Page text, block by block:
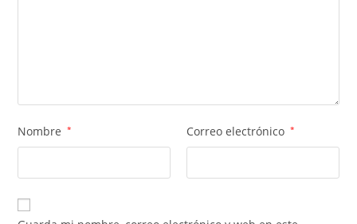
Nombre * Correo electrónico *